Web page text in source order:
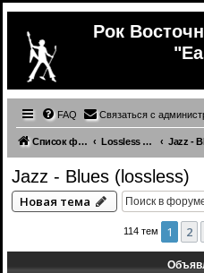
Рок
FAQ Связаться с
Список форумов Lossless (Music from other countries)
Jazz - Blues (lossless)
Новая тема
114 тем 1 2